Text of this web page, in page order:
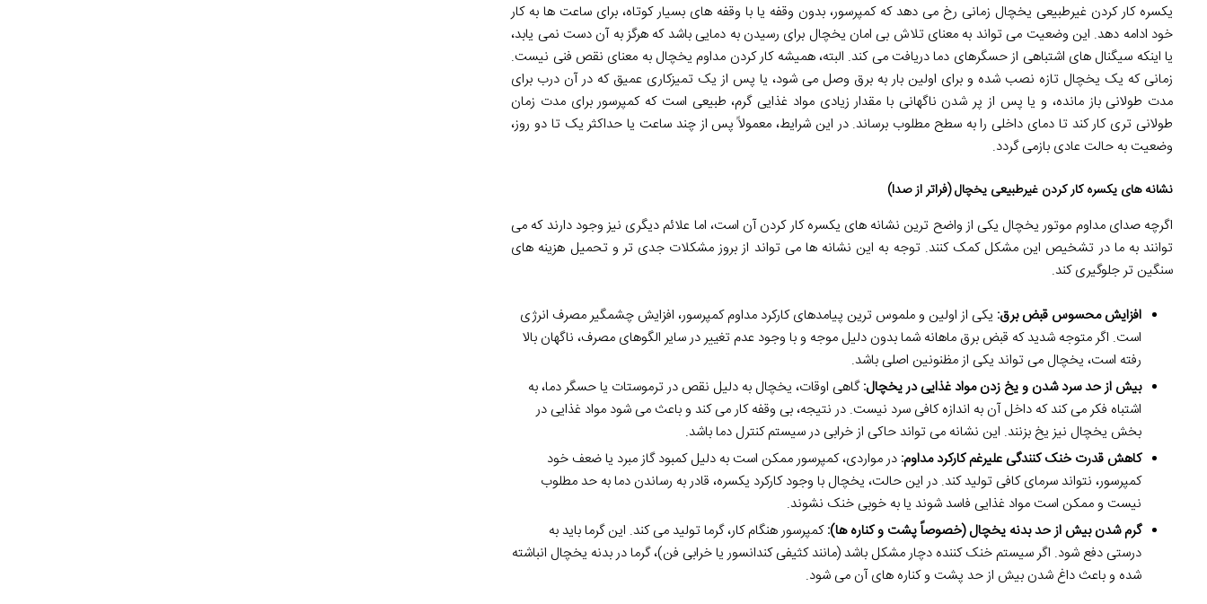
یکسره کار کردن غیرطبیعی یخچال زمانی رخ می دهد که کمپرسور، بدون وقفه یا با وقفه های بسیار کوتاه، برای ساعت ها به کار
خود ادامه دهد. این وضعیت می تواند به معنای تلاش بی امان یخچال برای رسیدن به دمایی باشد که هرگز به آن دست نمی یابد،
یا اینکه سیگنال های اشتباهی از حسگرهای دما دریافت می کند. البته، همیشه کار کردن مداوم یخچال به معنای نقص فنی نیست.
زمانی که یک یخچال تازه نصب شده و برای اولین بار به برق وصل می شود، یا پس از یک تمیزکاری عمیق که در آن درب برای
مدت طولانی باز مانده، و یا پس از پر شدن ناگهانی با مقدار زیادی مواد غذایی گرم، طبیعی است که کمپرسور برای مدت زمان
طولانی تری کار کند تا دمای داخلی را به سطح مطلوب برساند. در این شرایط، معمولاً پس از چند ساعت یا حداکثر یک تا دو روز،
وضعیت به حالت عادی بازمی گردد.
نشانه های یکسره کار کردن غیرطبیعی یخچال (فراتر از صدا)
اگرچه صدای مداوم موتور یخچال یکی از واضح ترین نشانه های یکسره کار کردن آن است، اما علائم دیگری نیز وجود دارند که می
توانند به ما در تشخیص این مشکل کمک کنند. توجه به این نشانه ها می تواند از بروز مشکلات جدی تر و تحمیل هزینه های
سنگین تر جلوگیری کند.
افزایش محسوس قبض برق: یکی از اولین و ملموس ترین پیامدهای کارکرد مداوم کمپرسور، افزایش چشمگیر مصرف انرژی
است. اگر متوجه شدید که قبض برق ماهانه شما بدون دلیل موجه و با وجود عدم تغییر در سایر الگوهای مصرف، ناگهان بالا
رفته است، یخچال می تواند یکی از مظنونین اصلی باشد.
بیش از حد سرد شدن و یخ زدن مواد غذایی در یخچال:گاهی اوقات، یخچال به دلیل نقص در ترموستات یا حسگر دما، به
اشتباه فکر می کند که داخل آن به اندازه کافی سرد نیست. در نتیجه، بی وقفه کار می کند و باعث می شود مواد غذایی در
بخش یخچال نیز یخ بزنند. این نشانه می تواند حاکی از خرابی در سیستم کنترل دما باشد.
کاهش قدرت خنک کنندگی علیرغم کارکرد مداوم: در مواردی، کمپرسور ممکن است به دلیل کمبود گاز مبرد یا ضعف خود
کمپرسور، نتواند سرمای کافی تولید کند. در این حالت، یخچال با وجود کارکرد یکسره، قادر به رساندن دما به حد مطلوب
نیست و ممکن است مواد غذایی فاسد شوند یا به خوبی خنک نشوند.
گرم شدن بیش از حد بدنه یخچال (خصوصاً پشت و کناره ها):کمپرسور هنگام کار، گرما تولید می کند. این گرما باید به
درستی دفع شود. اگر سیستم خنک کننده دچار مشکل باشد (مانند کثیفی کندانسور یا خرابی فن)، گرما در بدنه یخچال انباشته
شده و باعث داغ شدن بیش از حد پشت و کناره های آن می شود.